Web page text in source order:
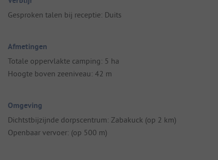
Gesproken talen bij receptie: Duits
Afmetingen
Totale oppervlakte camping: 5 ha
Hoogte boven zeeniveau: 42 m
Omgeving
Dichtstbijzijnde dorpscentrum: Zabakuck (op 2 km)
Openbaar vervoer: (op 500 m)